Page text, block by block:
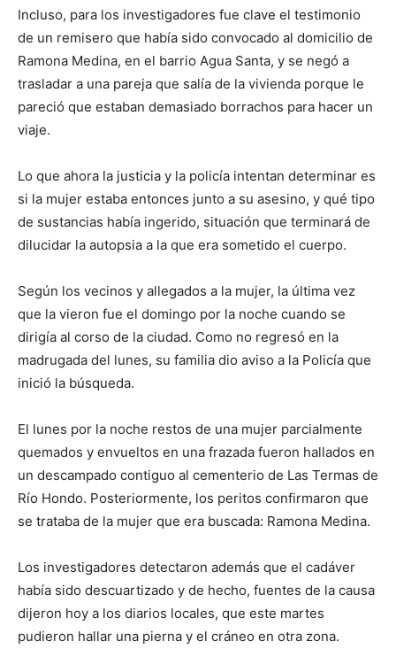
Incluso, para los investigadores fue clave el testimonio
de un remisero que había sido convocado al domicilio de
Ramona Medina, en el barrio Agua Santa, y se negó a
trasladar a una pareja que salía de la vivienda porque le
pareció que estaban demasiado borrachos para hacer un
viaje.
Lo que ahora la justicia y la policía intentan determinar es
si la mujer estaba entonces junto a su asesino, y qué tipo
de sustancias había ingerido, situación que terminará de
dilucidar la autopsia a la que era sometido el cuerpo.
Según los vecinos y allegados a la mujer, la última vez
que la vieron fue el domingo por la noche cuando se
dirigía al corso de la ciudad. Como no regresó en la
madrugada del lunes, su familia dio aviso a la Policía que
inició la búsqueda.
El lunes por la noche restos de una mujer parcialmente
quemados y envueltos en una frazada fueron hallados en
un descampado contiguo al cementerio de Las Termas de
Río Hondo. Posteriormente, los peritos confirmaron que
se trataba de la mujer que era buscada: Ramona Medina.
Los investigadores detectaron además que el cadáver
había sido descuartizado y de hecho, fuentes de la causa
dijeron hoy a los diarios locales, que este martes
pudieron hallar una pierna y el cráneo en otra zona.